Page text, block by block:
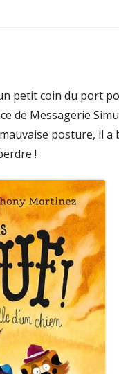
petit coin du port
de Messagerie
posture, il a
!